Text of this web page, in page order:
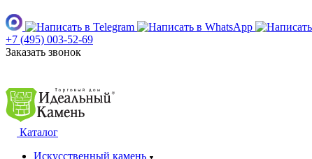
+7 (495) 003-52-69
Заказать звонок
Каталог
Искусственный камень